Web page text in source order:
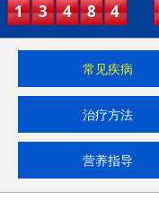
1 3 4 8 4
常见疾病
治疗方法
营养指导